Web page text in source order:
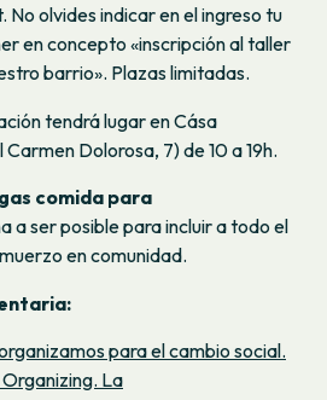
olvides indicar en el ingreso tu
en concepto «inscripción al taller
barrio». Plazas limitadas.
tendrá lugar en Cása
Dolorosa, 7) de 10 a 19h.
comida para
a ser posible para incluir a todo el
en comunidad.
para el cambio social.
La